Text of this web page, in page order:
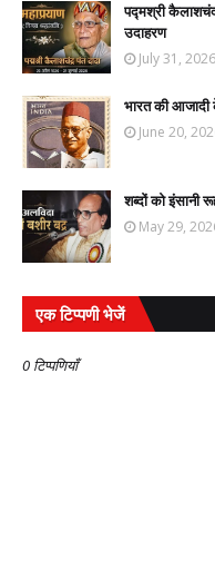
पद्मश्री
उदाहरण
July 31, 2026
भारत की आजादी
June 20,
शब्दों को इंसानी
May 29,
एक टिप्पणी भेजें
0 टिप्पणियाँ